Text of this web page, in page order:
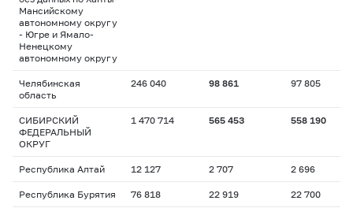
Мансийскому
автономному округу
- Югре и Ямало-
Ненецкому
автономному округу
Челябинская
область
246 040 98 861 97 805
СИБИРСКИЙ
ФЕДЕРАЛЬНЫЙ
ОКРУГ
1 470 714 565 453 558 190
Республика Алтай 12 127 2 707 2 696
Республика Бурятия 76 818 22 919 22 700